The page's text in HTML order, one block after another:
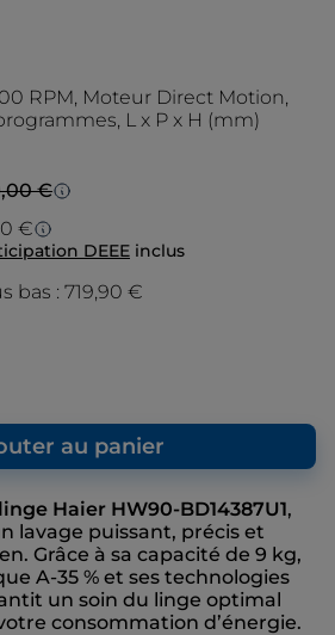
RPM, Moteur Direct Motion,
L x P x H (mm)
€
30 giorni
sul prezzo più basso
€
le prix de vente que
tant que fabricant. Il
de repère par rapport
que nous vous
n’y a pas de remise
DEEE inclus
bas : 719,90 €
au panier
Haier HW90-BD14387U1,
lavage puissant, précis et
Grâce à sa capacité de 9 kg,
A-35 % et ses technologies
un soin du linge optimal
consommation d’énergie.